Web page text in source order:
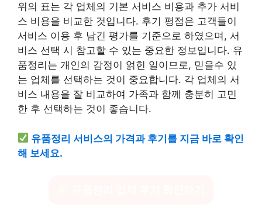
위의 표는 각 업체의 기본 서비스 비용과 추가 서비
스 비용을 비교한 것입니다. 후기 평점은 고객들이
서비스 이용 후 남긴 평가를 기준으로 하였으며, 서
비스 선택 시 참고할 수 있는 중요한 정보입니다. 유
품정리는 개인의 감정이 얽힌 일이므로, 믿을수 있
는 업체를 선택하는 것이 중요합니다. 각 업체의 서
비스 내용을 잘 비교하여 가족과 함께 충분히 고민
한 후 선택하는 것이 좋습니다.
유품정리 서비스의 가격과 후기를 지금 바로 확인
해 보세요.